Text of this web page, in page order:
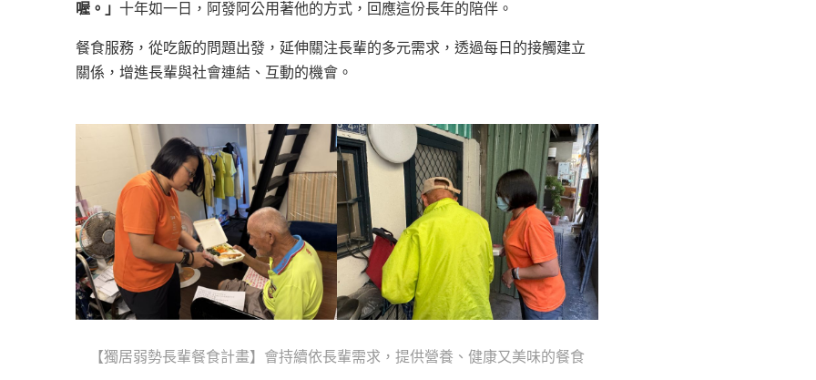
喔。」 十年如一日，阿發阿公用著他的方式，回應這份長年的陪伴。
餐食服務，從吃飯的問題出發，延伸關注長輩的多元需求，透過每日的接觸建立
關係，增進長輩與社會連結、互動的機會。
【獨居弱勢長輩餐食計畫】會持續依長輩需求，提供營養、健康又美味的餐食